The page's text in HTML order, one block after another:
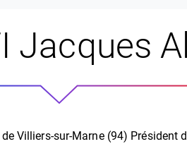
Jacques
Villiers-sur-Marne (94) Président